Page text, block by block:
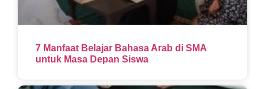
7 Manfaat Belajar Bahasa Arab di SMA
untuk Masa Depan Siswa